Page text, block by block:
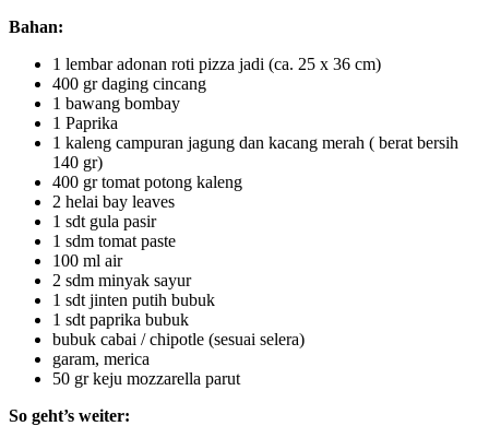
Bahan:
1 lembar adonan roti pizza jadi (ca. 25 x 36 cm)
400 gr daging cincang
1 bawang bombay
1 Paprika
1 kaleng campuran jagung dan kacang merah ( berat bersih
140 gr)
400 gr tomat potong kaleng
2 helai bay leaves
1 sdt gula pasir
1 sdm tomat paste
100 ml air
2 sdm minyak sayur
1 sdt jinten putih bubuk
1 sdt paprika bubuk
bubuk cabai / chipotle (sesuai selera)
garam, merica
50 gr keju mozzarella parut
So geht’s weiter: